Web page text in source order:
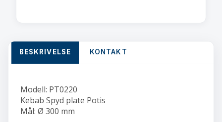
BESKRIVELSE KONTAKT
Modell: PT0220
Kebab Spyd plate Potis
Mål: Ø 300 mm